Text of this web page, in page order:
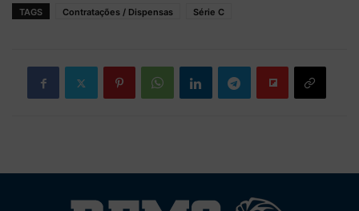
TAGS Contratações / Dispensas Série C